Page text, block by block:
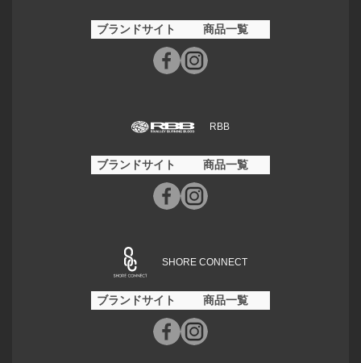
ブランドサイト 商品一覧
RBB
ブランドサイト 商品一覧
SHORE CONNECT
ブランドサイト 商品一覧